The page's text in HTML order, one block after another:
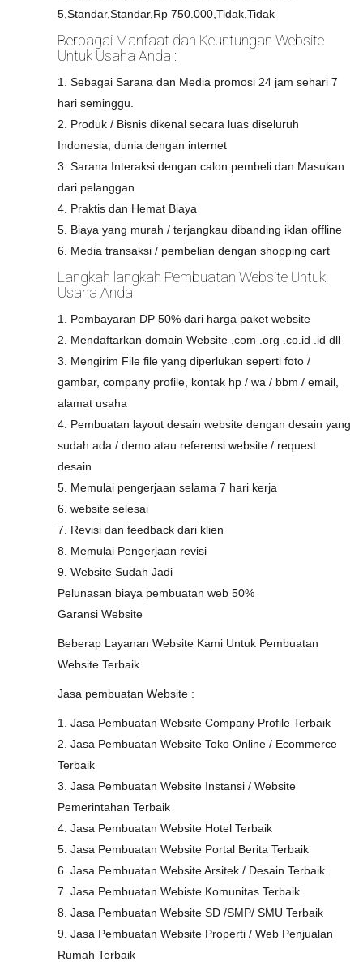
5,Standar,Standar,Rp 750.000,Tidak,Tidak
Berbagai Manfaat dan Keuntungan Website
Untuk Usaha Anda :
1. Sebagai Sarana dan Media promosi 24 jam sehari 7
hari seminggu.
2. Produk / Bisnis dikenal secara luas diseluruh
Indonesia, dunia dengan internet
3. Sarana Interaksi dengan calon pembeli dan Masukan
dari pelanggan
4. Praktis dan Hemat Biaya
5. Biaya yang murah / terjangkau dibanding iklan offline
6. Media transaksi / pembelian dengan shopping cart
Langkah langkah Pembuatan Website Untuk
Usaha Anda
1. Pembayaran DP 50% dari harga paket website
2. Mendaftarkan domain Website .com .org .co.id .id dll
3. Mengirim File file yang diperlukan seperti foto /
gambar, company profile, kontak hp / wa / bbm / email,
alamat usaha
4. Pembuatan layout desain website dengan desain yang
sudah ada / demo atau referensi website / request
desain
5. Memulai pengerjaan selama 7 hari kerja
6. website selesai
7. Revisi dan feedback dari klien
8. Memulai Pengerjaan revisi
9. Website Sudah Jadi
Pelunasan biaya pembuatan web 50%
Garansi Website
Beberap Layanan Website Kami Untuk Pembuatan
Website Terbaik
Jasa pembuatan Website :
1. Jasa Pembuatan Website Company Profile Terbaik
2. Jasa Pembuatan Website Toko Online / Ecommerce
Terbaik
3. Jasa Pembuatan Website Instansi / Website
Pemerintahan Terbaik
4. Jasa Pembuatan Website Hotel Terbaik
5. Jasa Pembuatan Website Portal Berita Terbaik
6. Jasa Pembuatan Website Arsitek / Desain Terbaik
7. Jasa Pembuatan Webiste Komunitas Terbaik
8. Jasa Pembuatan Website SD /SMP/ SMU Terbaik
9. Jasa Pembuatan Website Properti / Web Penjualan
Rumah Terbaik